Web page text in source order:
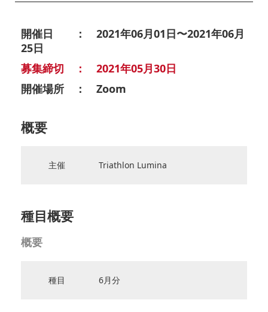
開催日 ： 2021年06月01日〜2021年06月
25日
募集締切 ： 2021年05月30日
開催場所 ： Zoom
概要
主催 Triathlon Lumina
種目概要
概要
種目 6月分